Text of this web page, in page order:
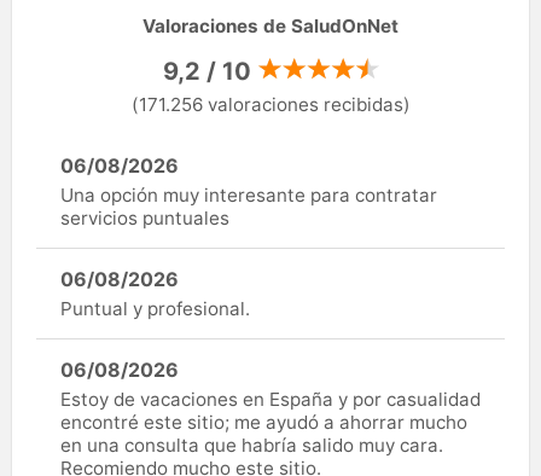
Valoraciones de SaludOnNet
9,2 / 10
(171.256 valoraciones recibidas)
06/08/2026
Una opción muy interesante para contratar
servicios puntuales
06/08/2026
Puntual y profesional.
06/08/2026
Estoy de vacaciones en España y por casualidad
encontré este sitio; me ayudó a ahorrar mucho
en una consulta que habría salido muy cara.
Recomiendo mucho este sitio.